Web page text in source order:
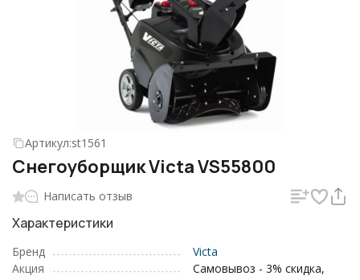
Артикул:st1561
Снегоуборщик Victa VS55800
Написать отзыв
Характеристики
Бренд
Victa
Акция
Самовывоз - 3% скидка,